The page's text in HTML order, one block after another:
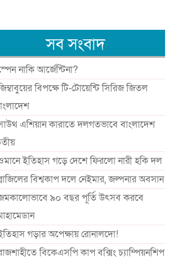
সব সংবাদ
নাকি আর্জেন্টিনা?
বিপক্ষে টি-টোয়েন্টি সিরিজ জিতল
এশিয়ান কারাতে দলগতভাবে বাংলাদেশ
ইতিহাস গড়ে দেশে ফিরলো নারী হকি দল
বিশ্বকাপ দলে নেইমার, জল্পনার অবসান
৯০ বছর পূর্তি উৎসব করবে
গড়ার অপেক্ষায় রোনালদো!
বিকেএসপি কাপ বক্সিং চ্যাম্পিয়নশিপ